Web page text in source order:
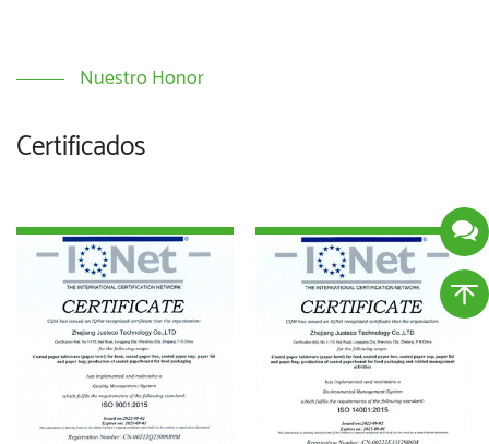
Nuestro Honor
Certificados